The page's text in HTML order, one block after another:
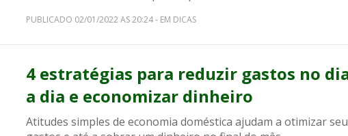
PUBLICADO 02/01/2022 AS 20:24 - EM DICAS
4 estratégias para reduzir gastos no
a dia e economizar dinheiro
Atitudes simples de economia doméstica ajudam a otimizar